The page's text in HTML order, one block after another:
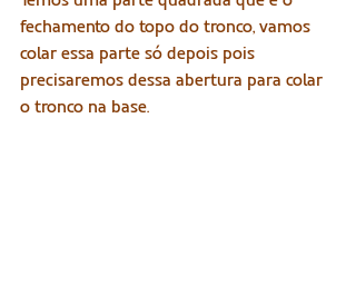
fechamento do topo do tronco, vamos
colar essa parte só depois pois
precisaremos dessa abertura para colar
o tronco na base.